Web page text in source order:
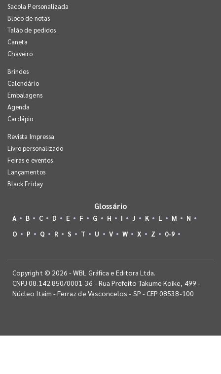
Sacola Personalizada
Bloco de notas
Talão de pedidos
Caneta
Chaveiro
Brindes
Calendário
Embalagens
Agenda
Cardápio
Revista Impressa
Livro personalizado
Feiras e eventos
Lançamentos
Black Friday
Glossário
A B C D E F G H I J K L M
N
O
P Q R S T U V W X Z 0-9
Copyright © 2026 - WBL Gráfica e Editora Ltda.
CNPJ 08.142.850/0001-36 - Rua Prefeito Takume Koike, 499 -
Núcleo Itaim - Ferraz de Vasconcelos - SP - CEP 08538-100